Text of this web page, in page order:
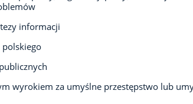
informacji
polskiego
wyrokiem za umyślne przestępstwo lub